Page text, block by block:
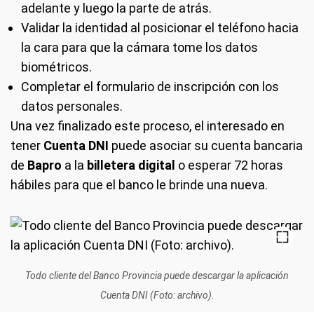
adelante y luego la parte de atrás.
Validar la identidad al posicionar el teléfono hacia
la cara para que la cámara tome los datos
biométricos.
Completar el formulario de inscripción con los
datos personales.
Una vez finalizado este proceso, el interesado en
tener Cuenta DNI puede asociar su cuenta bancaria
de Bapro a la billetera digital o esperar 72 horas
hábiles para que el banco le brinde una nueva.
Todo cliente del Banco Provincia puede descargar la aplicación
Cuenta DNI (Foto: archivo).